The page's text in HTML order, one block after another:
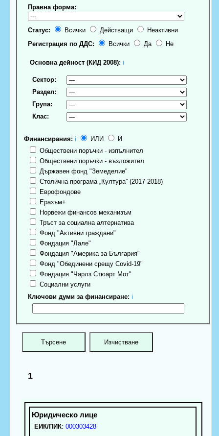
Правна форма:
Статус: Всички Действащи
Неактивни
Регистрация по ДДС:
Всички Да Не
Основна дейност (КИД 2008): ℹ
Сектор:
Раздел:
Група:
Клас:
Финансирания: ℹ ИЛИ
И
Обществени поръчки - изпълнител
Обществени поръчки - възложител
Държавен фонд "Земеделие"
Столична програма „Култура” (2017-2018)
Еврофондове
Еразъм+
Норвежи финансов механизъм
Тръст за социална алтернатива
Фонд "Активни граждани"
Фондация "Лале"
Фондация "Америка за България"
Фонд "Обединени срещу Covid-19"
Фондация "Чарлз Стюарт Мот"
Социални услуги
Ключови думи за финансиране: ℹ
1
ЕИК/ПИК: 000303428